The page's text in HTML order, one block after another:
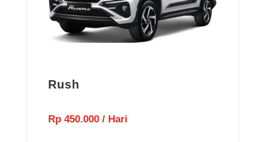
Rush
Rp 450.000 / Hari